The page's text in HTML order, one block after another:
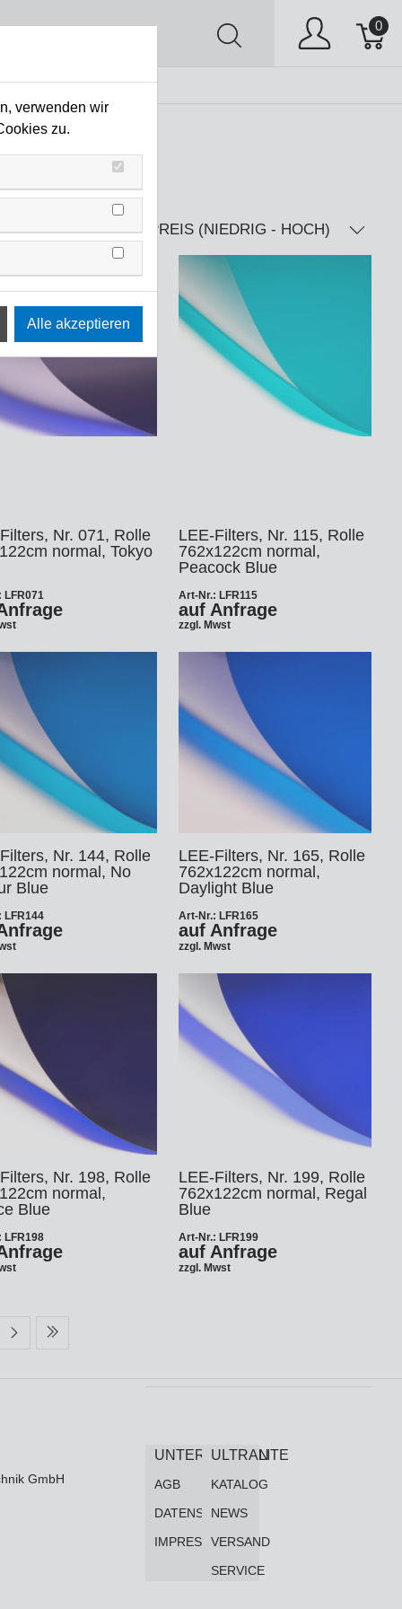
0
AV Stock Clearing
PREIS (NIEDRIG - HOCH)
Nr. 071, Rolle
normal, Tokyo
LFR071
LEE-Filters, Nr. 115, Rolle
762x122cm normal,
Peacock Blue
Art-Nr.: LFR115
auf Anfrage
zzgl. Mwst
Nr. 144, Rolle
normal, No
Blue
LFR144
LEE-Filters, Nr. 165, Rolle
762x122cm normal,
Daylight Blue
Art-Nr.: LFR165
auf Anfrage
zzgl. Mwst
Nr. 198, Rolle
normal,
Blue
LFR198
LEE-Filters, Nr. 199, Rolle
762x122cm normal, Regal
Blue
Art-Nr.: LFR199
auf Anfrage
zzgl. Mwst
GmbH
UNTERNEHMEN
AGB
DATENSCHUTZ
IMPRESSUM
ULTRALITE
KATALOG
NEWS
VERSAND
SERVICE
verwenden wir
zu.